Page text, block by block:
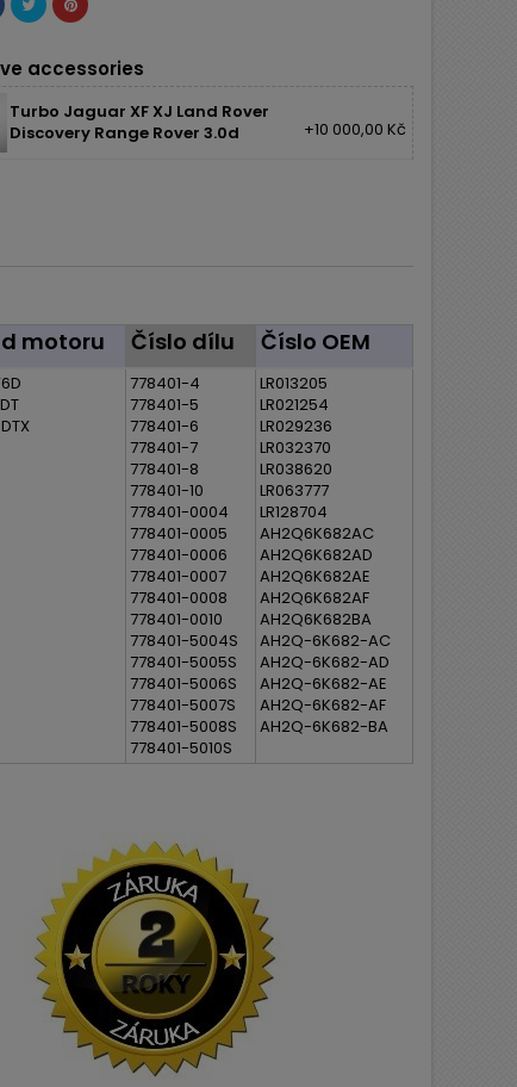
accessories
Turbo Jaguar XF XJ Land Rover
Discovery Range Rover 3.0d
+10 000,00 Kč
motoru Číslo dílu Číslo OEM
778401-4
778401-5
778401-6
778401-7
778401-8
778401-10
778401-0004
778401-0005
778401-0006
778401-0007
778401-0008
778401-0010
778401-5004S
778401-5005S
778401-5006S
778401-5007S
778401-5008S
778401-5010S
LR013205
LR021254
LR029236
LR032370
LR038620
LR063777
LR128704
AH2Q6K682AC
AH2Q6K682AD
AH2Q6K682AE
AH2Q6K682AF
AH2Q6K682BA
AH2Q-6K682-AC
AH2Q-6K682-AD
AH2Q-6K682-AE
AH2Q-6K682-AF
AH2Q-6K682-BA